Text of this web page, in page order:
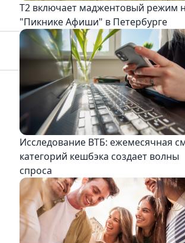
Т2 включает маджентовый режим
"Пикнике Афиши" в Петербурге
Исследование ВТБ: ежемесячная
категорий кешбэка создает волны
спроса